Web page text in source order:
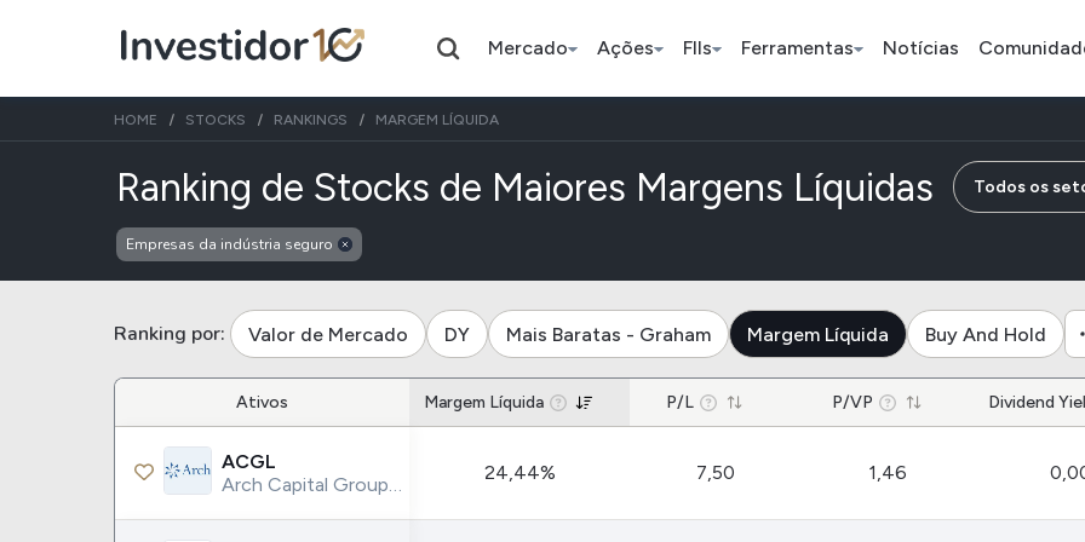
Mercado Ações FIIs Ferramentas Notícias
Assuntos do momento
Índice Índice
Selic
Índice
Bradesco
Ação
Petrobras
Ação
Axia
Itausa
ETFs Stocks
Ethereum
HOME STOCKS RANKINGS MARGEM LÍQUIDA
Ranking de Stocks de Maiores Margens Líquidas deTodos os
Empresas da indústria seguro
Ranking por: Valor de Mercado DY Mais Baratas - Graham Margem Líquida Buy And Hold
Ativos Margem Líquida P/L P/VP Dividend
ACGL
Arch Capital Group Ltd.
24,44% 7,50 1,46